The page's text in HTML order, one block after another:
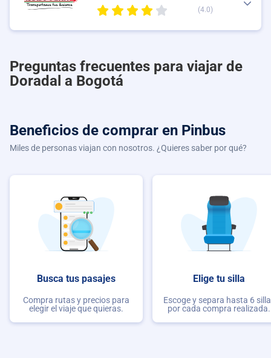
(4.0)
Preguntas frecuentes para viajar de
Doradal a Bogotá
Beneficios de comprar en Pinbus
Miles de personas viajan con nosotros. ¿Quieres saber por qué?
Busca tus pasajes
Compra rutas y precios para
elegir el viaje que quieras.
Elige tu silla
Escoge y separa hasta 6
por cada compra realizada.